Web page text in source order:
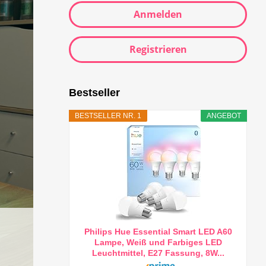
Anmelden
Registrieren
Bestseller
ANGEBOT
BESTSELLER NR. 1
Philips Hue Essential Smart LED A60
Lampe, Weiß und Farbiges LED
Leuchtmittel, E27 Fassung, 8W...